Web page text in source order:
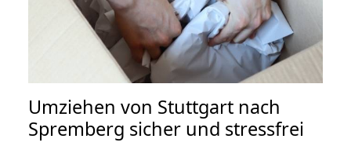
Umziehen von Stuttgart nach
Spremberg sicher und stressfrei